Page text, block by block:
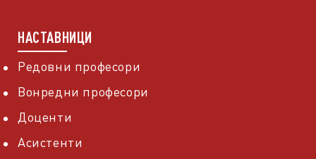
НАСТАВНИЦИ
Редовни професори
Вонредни професори
Доценти
Асистенти